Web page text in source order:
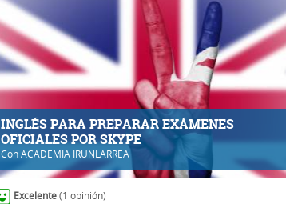
INGLÉS PARA PREPARAR EXÁMENES
OFICIALES POR SKYPE
ConACADEMIA IRUNLARREA
Excelente (1 opinión)